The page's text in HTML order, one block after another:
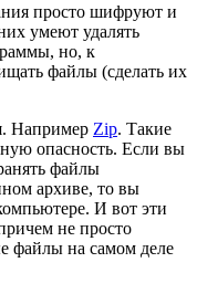
просто шифруют и
умеют удалять
но, к
файлы (сделать их
Например Zip. Такие
опасность. Если вы
файлы
архиве, то вы
И вот эти
не просто
файлы на самом деле